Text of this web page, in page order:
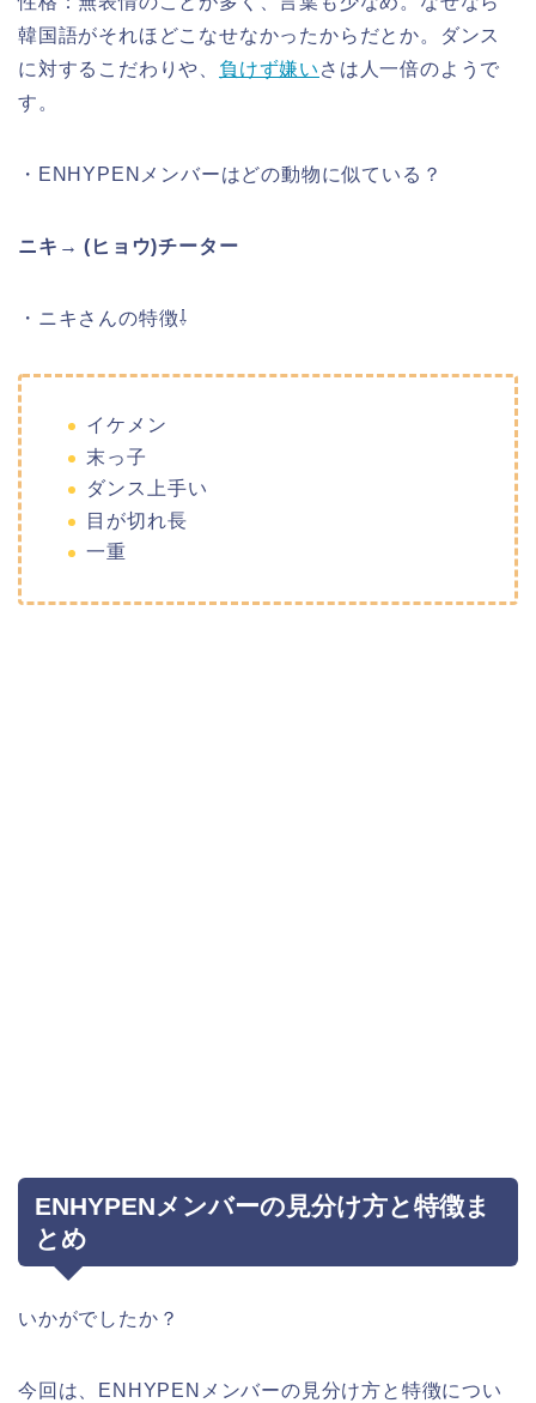
韓国語がそれほどこなせなかったからだとか。ダンス
に対するこだわりや、 負けず嫌い さは人一倍のようで
す 。
・ENHYPENメンバーはどの動物に似ている？
ニキ→ (ヒョウ)チーター
・ニキさんの特徴⇩
イケメン
末っ子
ダンス上手い
目が切れ長
一重
ENHYPENメンバーの見分け方と特徴ま
とめ
いかがでしたか？
今回は、ENHYPENメンバーの見分け方と特徴につい